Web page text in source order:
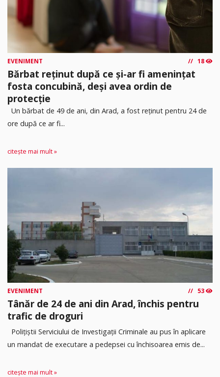
EVENIMENT 18
Bărbat reținut după ce și-ar fi amenințat
fosta concubină, deși avea ordin de
protecție
Un bărbat de 49 de ani, din Arad, a fost reținut pentru 24 de
ore după ce ar fi...
citește mai mult »
EVENIMENT 53
Tânăr de 24 de ani din Arad, închis pentru
trafic de droguri
Polițiștii Serviciului de Investigații Criminale au pus în aplicare
un mandat de executare a pedepsei cu închisoarea emis de...
citește mai mult »